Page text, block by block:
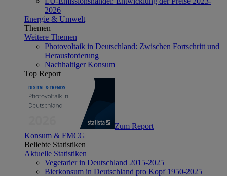
2026
Energie & Umwelt
Themen
Weitere Themen
Photovoltaik in Deutschland: Zwischen Fortschritt und
Herausforderung
Nachhaltiger Konsum
Top Report
Zum Report
Konsum & FMCG
Beliebte Statistiken
Aktuelle Statistiken
Vegetarier in Deutschland 2015-2025
Bierkonsum in Deutschland pro Kopf 1950-2025